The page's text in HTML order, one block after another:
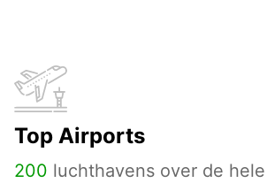
Top Airports
200 luchthavens over de